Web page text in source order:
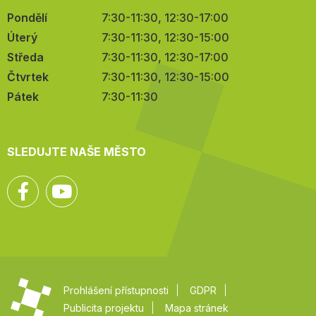
Pondělí
7:30-11:30, 12:30-17:00
Úterý
7:30-11:30, 12:30-15:00
Středa
7:30-11:30, 12:30-17:00
Čtvrtek
7:30-11:30, 12:30-15:00
Pátek
7:30-11:30
SLEDUJTE NAŠE MĚSTO
Facebook
Prohlášení přístupnosti
GDPR
Publicita projektu
Mapa stránek